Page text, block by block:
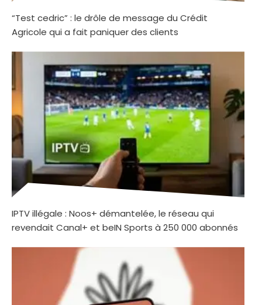
“Test cedric” : le drôle de message du Crédit
Agricole qui a fait paniquer des clients
IPTV illégale : Noos+ démantelée, le réseau qui
revendait Canal+ et beIN Sports à 250 000 abonnés